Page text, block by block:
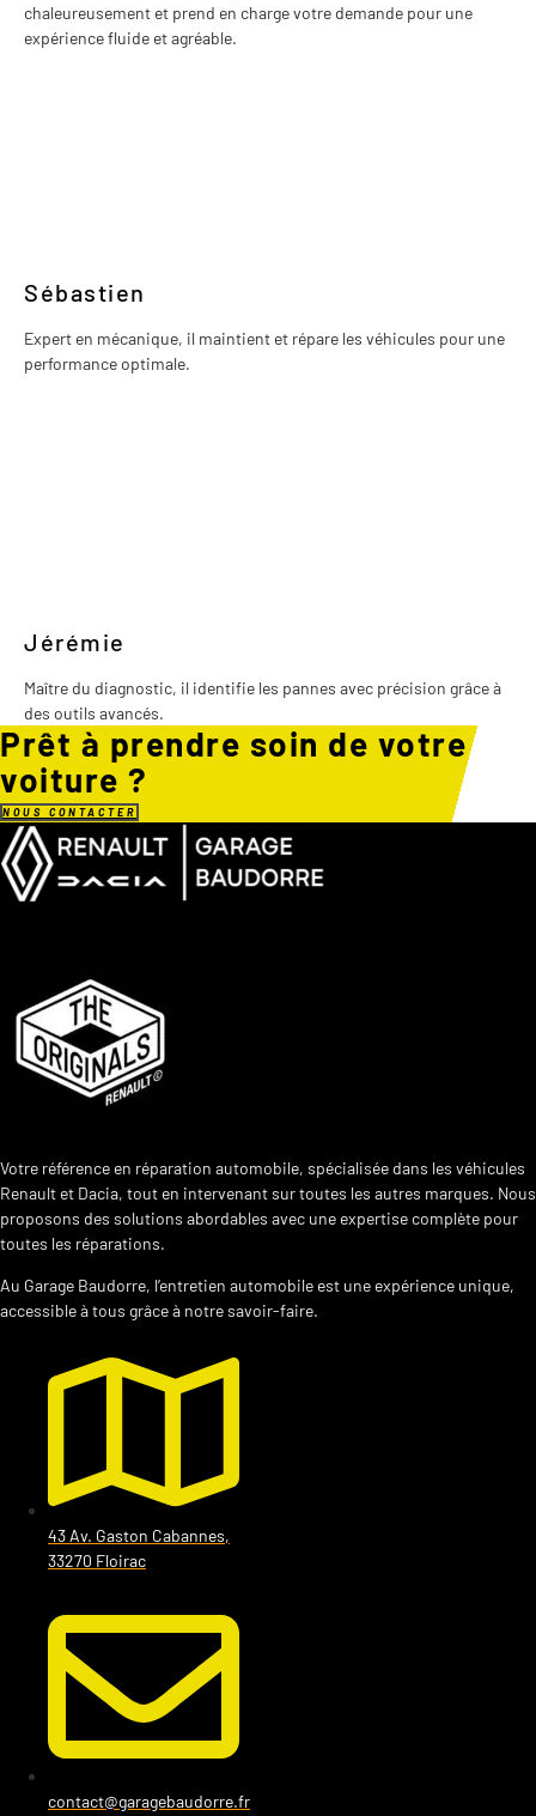
chaleureusement et prend en charge votre demande pour une
expérience fluide et agréable.
Sébastien
Expert en mécanique, il maintient et répare les véhicules pour une
performance optimale.
Jérémie
Maître du diagnostic, il identifie les pannes avec précision grâce à
des outils avancés.
Prêt à prendre soin de votre
voiture ?
NOUS CONTACTER
Votre référence en réparation automobile, spécialisée dans les véhicules
Renault et Dacia, tout en intervenant sur toutes les autres marques. Nous
proposons des solutions abordables avec une expertise complète pour
toutes les réparations.
Au Garage Baudorre, l’entretien automobile est une expérience unique,
accessible à tous grâce à notre savoir-faire.
43 Av. Gaston Cabannes,
33270 Floirac
contact@garagebaudorre.fr